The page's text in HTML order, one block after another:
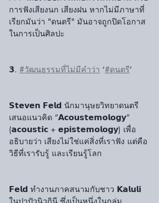
การฟังเสียงนก เสียงฝน หากไม่มีภาษาที่
เรียกมันว่า "ดนตรี" มันอาจถูกปิดโอกาส
ในการเป็นศิลปะ
𝟯. #วัฒนธรรมที่ไม่มีคำว่า ‘#ดนตรี’
𝗦𝘁𝗲𝘃𝗲𝗻 𝗙𝗲𝗹𝗱 นักมานุษยวิทยาดนตรี
เสนอแนวคิด “𝗔𝗰𝗼𝘂𝘀𝘁𝗲𝗺𝗼𝗹𝗼𝗴𝘆”
(𝗮𝗰𝗼𝘂𝘀𝘁𝗶𝗰 + 𝗲𝗽𝗶𝘀𝘁𝗲𝗺𝗼𝗹𝗼𝗴𝘆) เพื่อ
อธิบายว่า เสียงไม่ใช่แค่สิ่งที่เราฟัง แต่คือ
วิธีที่เรารับรู้ และเรียนรู้โลก
𝗙𝗲𝗹𝗱 ทำงานภาคสนามกับชาว 𝗞𝗮𝗹𝘂𝗹𝗶